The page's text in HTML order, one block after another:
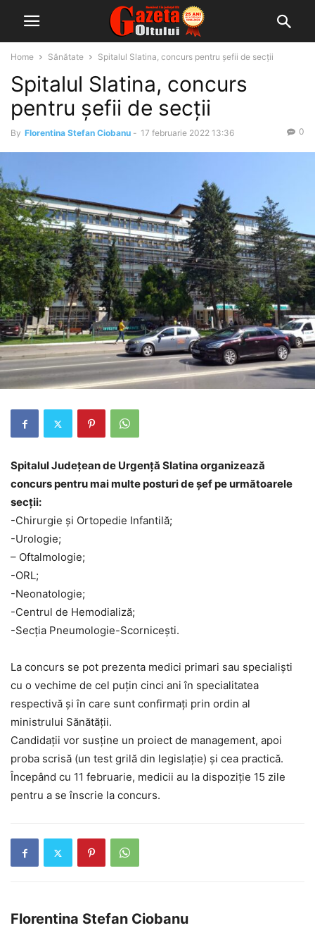
Home Sănătate Spitalul Slatina, concurs pentru șefii de secții
Spitalul Slatina, concurs
pentru șefii de secții
By Florentina Stefan Ciobanu - 17 februarie 2022 13:36 0
Spitalul Județean de Urgență Slatina organizează
concurs pentru mai multe posturi de șef pe următoarele
secții:
-Chirurgie și Ortopedie Infantilă;
-Urologie;
– Oftalmologie;
-ORL;
-Neonatologie;
-Centrul de Hemodializă;
-Secția Pneumologie-Scornicești.
La concurs se pot prezenta medici primari sau specialiști
cu o vechime de cel puțin cinci ani în specialitatea
respectivă și în care sunt confirmați prin ordin al
ministrului Sănătății.
Candidații vor susține un proiect de management, apoi
proba scrisă (un test grilă din legislație) și cea practică.
Începând cu 11 februarie, medicii au la dispoziție 15 zile
pentru a se înscrie la concurs.
Florentina Stefan Ciobanu